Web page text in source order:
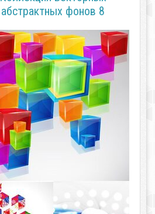
абстрактных фонов 8